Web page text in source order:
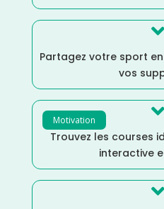

Partagez votre sport
vos
Motivation 
Trouvez les courses
interactive
